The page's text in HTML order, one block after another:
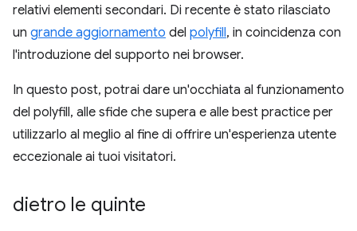
relativi elementi secondari. Di recente è stato rilasciato
un grande aggiornamento del polyfill, in coincidenza con
l'introduzione del supporto nei browser.
In questo post, potrai dare un'occhiata al funzionamento
del polyfill, alle sfide che supera e alle best practice per
utilizzarlo al meglio al fine di offrire un'esperienza utente
eccezionale ai tuoi visitatori.
dietro le quinte